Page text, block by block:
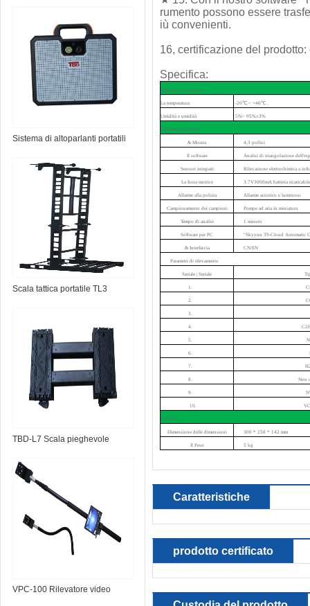
Sistema di altoparlanti portatili
Scala tattica portatile TL3
TBD-L7 Scala pieghevole
VPC-100 Rilevatore video
rumento possono essere
iù convenienti.
16, certificazione del
Specifica:
Ambiente e ambiente
La temperatura -20℃ ~ +40℃ ,
Umidità e umidità 5%~ 95%±3%
I parametri generali
& Mostra 4,3 pollici
Il software Analisi di triangolazione
Sensori integrati Rilevazione elettrochimica a
La forza motrice 3.7V3000mA batteria ricaricabile
Allarme alla polizia Allarme acustico e luminoso
Campionamento dei campioni Pompe ad aria in miniatura
Tempo di analisi 1 minuto
Software per PC "Skyyun TS-Cloud Automatic
& Interfaccia CN/EN
Parametri di rilevamento
Seriale | Seriale
1.
2.
3.
4.
5.
6.
7.
8. Non
9.
10.
La fisica
Dimensione delle dimensioni 300 * 250 * 142 mm
Il Peso 5 kg
Caratteristiche
prodotto certificato